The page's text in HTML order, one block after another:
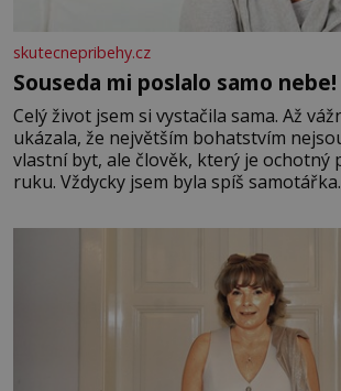
skutecnepribehy.cz
Souseda mi poslalo samo nebe!
Celý život jsem si vystačila sama. Až
ukázala, že největším bohatstvím
vlastní byt, ale člověk, který je ochotný
ruku. Vždycky jsem byla spíš
mi knihy, práce a hlavně klid. Hned po